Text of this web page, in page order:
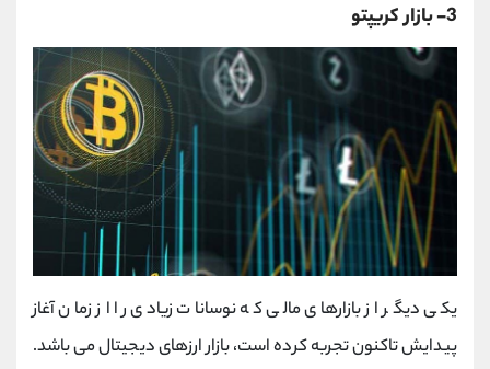
3- بازار کریپتو
یکی دیگر از بازارهای مالی که نوسانات زیادی را از زمان آغاز
پیدایش تاکنون تجربه کرده است، بازار ارزهای دیجیتال می باشد.